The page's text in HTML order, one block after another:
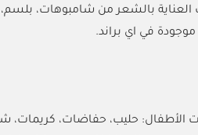
بالشعر من شامبوهات، بلسم،
موجودة في اي براند.
حليب، حفاضات، كريمات،